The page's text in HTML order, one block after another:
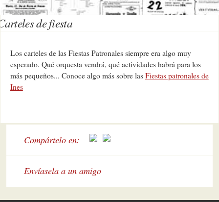
de fiesta
Los carteles de las Fiestas Patronales siempre era algo muy
esperado. Qué orquesta vendrá, qué actividades habrá para los
más pequeños... Conoce algo más sobre las Fiestas patronales de
Ines
Compártelo en:
Envíasela a un amigo